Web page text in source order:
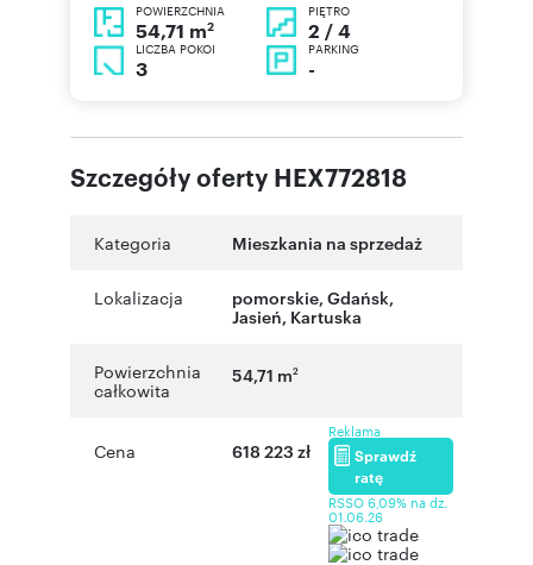
POWIERZCHNIA
54,71 m2
PIĘTRO
2 / 4
LICZBA POKOI
3
PARKING
-
Szczegóły oferty HEX772818
Kategoria Mieszkania na sprzedaż
Lokalizacja pomorskie, Gdańsk,
Jasień, Kartuska
Powierzchnia
całkowita
54,71 m2
Cena 618 223 zł
Reklama
Sprawdź
ratę
RSSO 6,09% na dz.
01.06.26